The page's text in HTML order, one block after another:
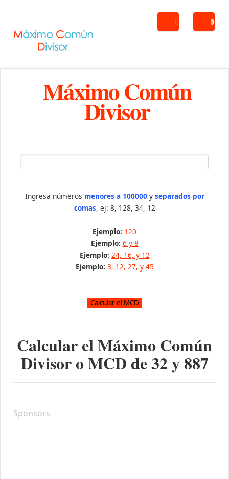
Buscar
Máximo Común
Divisor
Ingresa números menores a 100000y separados por
comas, ej: 8, 128, 34, 12
Ejemplo: 120
Ejemplo: 6 y 8
Ejemplo: 24, 16, y 12
Ejemplo: 3, 12, 27, y 45
Calcular el Máximo Común
Divisor o MCD de32y887
Sponsors